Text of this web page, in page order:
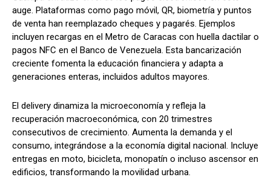
auge. Plataformas como pago móvil, QR, biometría y puntos
de venta han reemplazado cheques y pagarés. Ejemplos
incluyen recargas en el Metro de Caracas con huella dactilar o
pagos NFC en el Banco de Venezuela. Esta bancarización
creciente fomenta la educación financiera y adapta a
generaciones enteras, incluidos adultos mayores.
El delivery dinamiza la microeconomía y refleja la
recuperación macroeconómica, con 20 trimestres
consecutivos de crecimiento. Aumenta la demanda y el
consumo, integrándose a la economía digital nacional. Incluye
entregas en moto, bicicleta, monopatín o incluso ascensor en
edificios, transformando la movilidad urbana.